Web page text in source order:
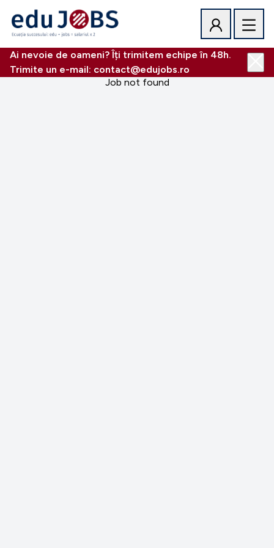
Ai nevoie de oameni? Îți trimitem echipe în 48h.
Trimite un e-mail: contact@edujobs.ro
Job not found